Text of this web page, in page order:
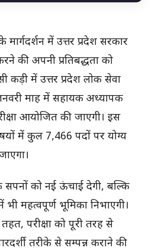
मार्गदर्शन में उत्तर प्रदेश सरकार
की अपनी प्रतिबद्धता को
कड़ी में उत्तर प्रदेश लोक सेवा
माह में सहायक अध्यापक
आयोजित की जाएगी। इस
में कुल 7,466 पदों पर योग्य
को नई ऊंचाई देगी, बल्कि
महत्वपूर्ण भूमिका निभाएगी।
परीक्षा को पूरी तरह से
तरीके से सम्पन्न कराने की